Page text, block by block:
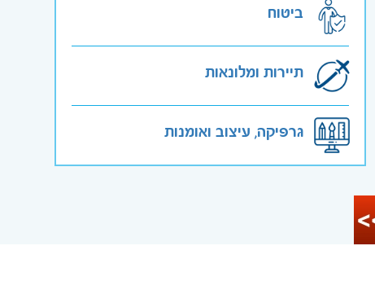
ביטוח
תיירות ומלונאות
גרפיקה, עיצוב ואומנות